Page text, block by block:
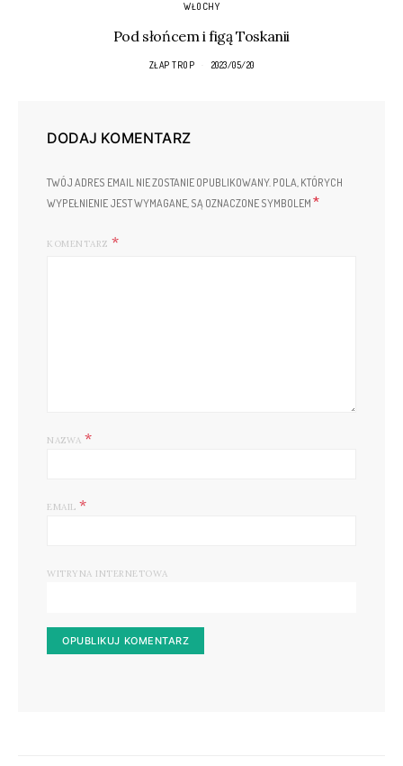
WŁOCHY
Pod słońcem i figą Toskanii
ZŁAP TROP 2023/05/20
DODAJ KOMENTARZ
TWÓJ ADRES EMAIL NIE ZOSTANIE OPUBLIKOWANY. POLA, KTÓRYCH
WYPEŁNIENIE JEST WYMAGANE, SĄ OZNACZONE SYMBOLEM *
KOMENTARZ
NAZWA *
EMAIL *
WITRYNA INTERNETOWA